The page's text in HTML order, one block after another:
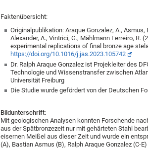
Faktenübersicht:
Originalpublikation: Araque Gonzalez, A., Asmus,
Alexander, A., Vintrici, G., Mählmann Ferreiro,
experimental replications of final bronze age
https://doi.org/10.1016/j.jas.2023.105742
Dr. Ralph Araque Gonzalez ist Projekleiter des
Technologie und Wissenstransfer zwischen
Universität Freiburg
Die Studie wurde gefördert von der Deutschen
Bildunterschrift:
Mit geologischen Analysen konnten Forschende
aus der Spätbronzezeit nur mit gehärteten Stahl
eisernen Meißel aus dieser Zeit und wurde ein
(A), Bastian Asmus (B), Ralph Araque Gonzalez (C-E)